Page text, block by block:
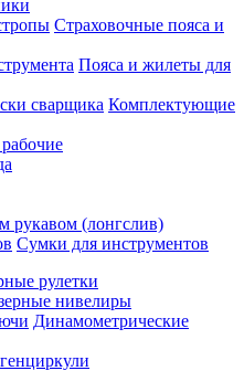
Страховочные пояса и
Пояса и жилеты для
Комплектующие
рукавом (лонгслив)
Сумки для инструментов
рулетки
нивелиры
Динамометрические